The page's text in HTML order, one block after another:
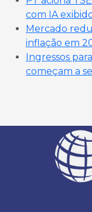
com IA
Mercado
inflação em
Ingressos
começam a